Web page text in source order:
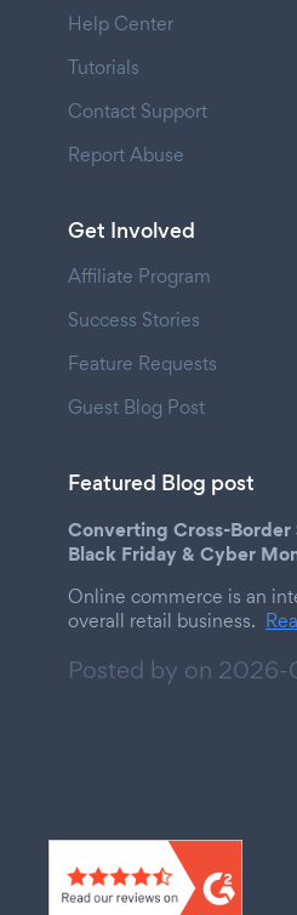
Help Center
Tutorials
Contact Support
Report Abuse
Get Involved
Affiliate Program
Success Stories
Feature Requests
Guest Blog Post
Featured Blog post
Converting Cross-Border
Black Friday & Cyber
Online commerce is an
overall retail business.
Posted by on 2026-